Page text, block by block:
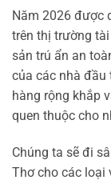
Năm 2026 được
trên thị trường
sản trú ẩn an
của các nhà đầu
hàng rộng khắp
quen thuộc cho
Chúng ta sẽ đi
Thơ cho các loại